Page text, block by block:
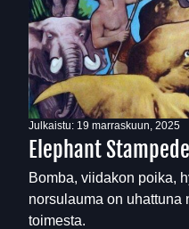
Julkaistu: 19 marraskuun, 2025
Elephant Stampede
Bomba, viidakon poika,
norsulauma on uhattuna
toimesta.